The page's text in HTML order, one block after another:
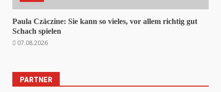
Paula Czäczine: Sie kann so vieles, vor allem richtig gut
Schach spielen
07.08.2026
PARTNER